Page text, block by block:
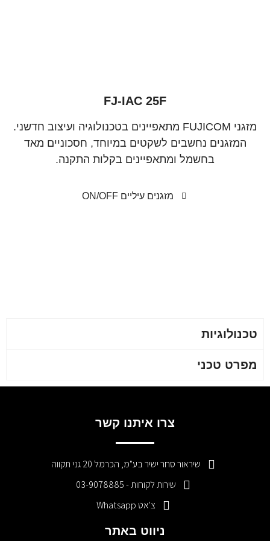
FJ-IAC 25F
מזגני FUJICOM מתאפיינים בטכנולוגיה ועיצוב חדשני.
המזגנים נחשבים לשקטים במיוחד, חסכוניים מאד
בחשמל ומתאפיינים בקלות התקנה.
מזגנים עיליים ON/OFF
טכנולוגיות
מפרט טכני
צרו איתנו קשר
שיראור סחר ישיר בע"מ, הכרמל 20 גני תקווה
שירות לקוחות - 03-9078885
צ'אט Whatsapp
ניווט באתר